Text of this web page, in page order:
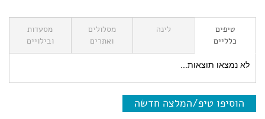
טיפים
כלליים
לינה
מסלולים
ואתרים
מסעדות
ובילויים
לא נמצאו תוצאות...
הוסיפו טיפ/המלצה חדשה